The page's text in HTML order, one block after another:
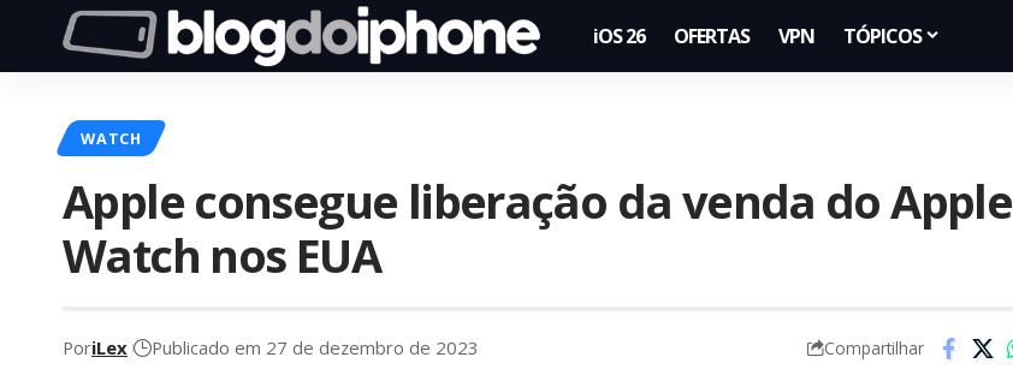
iOS 26 OFERTAS VPN TÓPICOS
WATCH
Apple consegue liberação da venda do Apple
Watch nos EUA
PoriLex Publicado em 27 de dezembro de 2023 Compartilhar